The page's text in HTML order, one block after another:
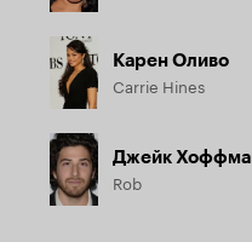
Карен Оливо
Carrie Hines
Джейк
Rob